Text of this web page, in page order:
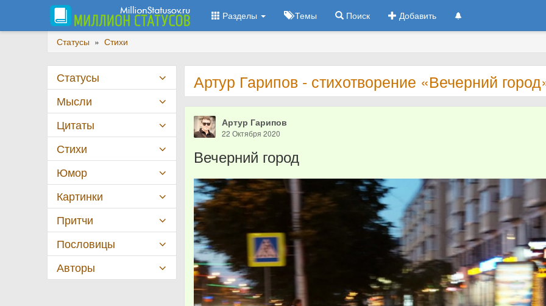
Разделы Темы Поиск Добавить
Статусы » Стихи
Артур Гарипов - стихотворение «Вечерний
Артур Гарипов
22 Октября 2020
Вечерний город
Статусы
Мысли
Цитаты
Стихи
Юмор
Картинки
Притчи
Пословицы
Авторы